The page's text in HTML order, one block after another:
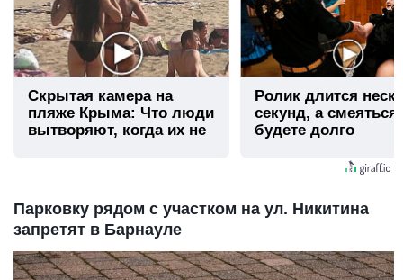
Скрытая камера на
пляже Крыма: Что люди
вытворяют, когда их не
Ролик длится
секунд, а
будете долго
Парковку рядом с участком на ул. Никитина
запретят в Барнауле